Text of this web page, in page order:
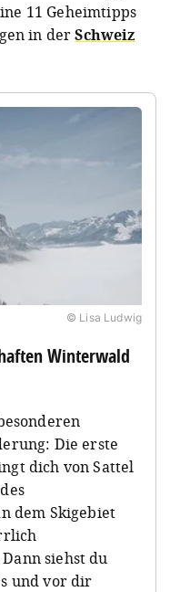
11 Geheimtipps
in derSchweiz
© Lisa Ludwig
Winterwald
Die erste
dich von Sattel
dem Skigebiet
siehst du
und vor dir